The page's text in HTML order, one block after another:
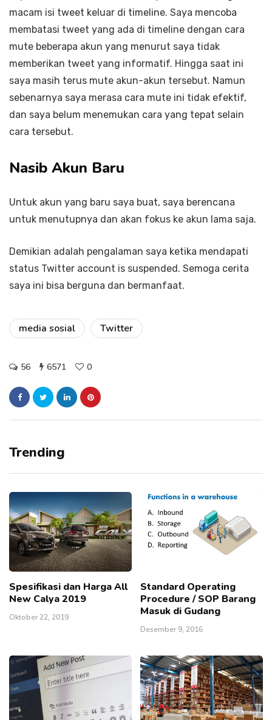
macam isi tweet keluar di timeline. Saya mencoba
membatasi tweet yang ada di timeline dengan cara
mute beberapa akun yang menurut saya tidak
memberikan tweet yang informatif. Hingga saat ini
saya masih terus mute akun-akun tersebut. Namun
sebenarnya saya merasa cara mute ini tidak efektif,
dan saya belum menemukan cara yang tepat selain
cara tersebut.
Nasib Akun Baru
Untuk akun yang baru saya buat, saya berencana
untuk menutupnya dan akan fokus ke akun lama saja.
Demikian adalah pengalaman saya ketika mendapati
status Twitter account is suspended. Semoga cerita
saya ini bisa berguna dan bermanfaat.
media sosial Twitter
56 6571 0
Trending
Spesifikasi dan Harga All
New Calya 2019
Oktober 22, 2019
Standard Operating
Procedure / SOP Barang
Masuk di Gudang
Desember 9, 2016